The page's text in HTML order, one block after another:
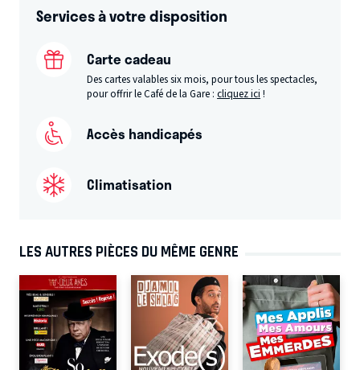
Services à votre disposition
Carte cadeau
Des cartes valables six mois, pour tous les spectacles,
pour offrir le Café de la Gare :cliquez ici !
Accès handicapés
Climatisation
LES AUTRES PIÈCES DU MÊME GENRE